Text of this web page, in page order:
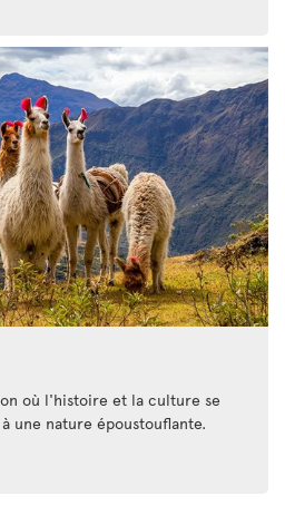
où l'histoire et la culture se
une nature époustouflante.